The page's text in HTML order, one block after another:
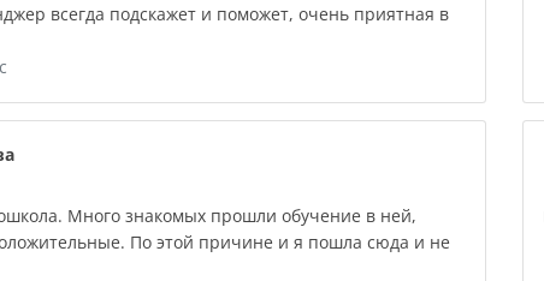
всегда подскажет и поможет, очень приятная в
Много знакомых прошли обучение в ней,
По этой причине и я пошла сюда и не